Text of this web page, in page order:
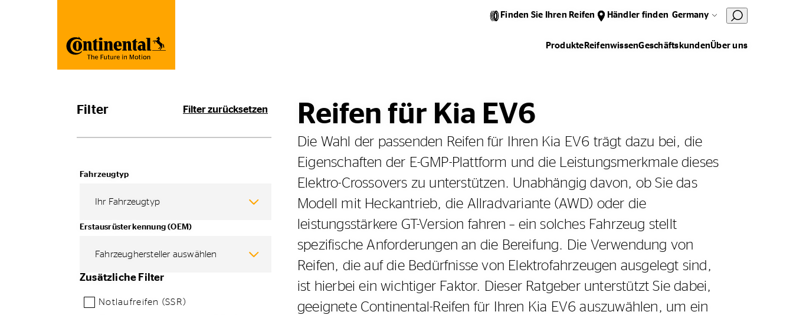
Finden Sie Ihren Reifen Händler finden Germany
Produkte ReifenwissenGeschäftskundenÜber uns
Filter Filter zurücksetzen
Fahrzeugtyp
Ihr Fahrzeugtyp
Erstausrüsterkennung (OEM)
Fahrzeughersteller auswählen
Zusätzliche Filter
Notlaufreifen (SSR)
Reifen für Kia EV6
Die Wahl der passenden Reifen für Ihren Kia EV6 trägt dazu bei, die
Eigenschaften der E-GMP-Plattform und die Leistungsmerkmale dieses
Elektro-Crossovers zu unterstützen. Unabhängig davon, ob Sie das
Modell mit Heckantrieb, die Allradvariante (AWD) oder die
leistungsstärkere GT-Version fahren – ein solches Fahrzeug stellt
spezifische Anforderungen an die Bereifung. Die Verwendung von
Reifen, die auf die Bedürfnisse von Elektrofahrzeugen ausgelegt sind,
ist hierbei ein wichtiger Faktor. Dieser Ratgeber unterstützt Sie dabei,
geeignete Continental-Reifen für Ihren Kia EV6 auszuwählen, um ein